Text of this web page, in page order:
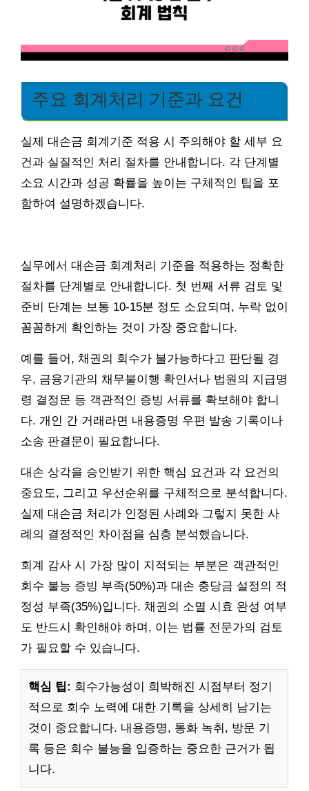
주요 회계처리 기준과 요건
실제 대손금 회계기준 적용 시 주의해야 할 세부 요
건과 실질적인 처리 절차를 안내합니다. 각 단계별
소요 시간과 성공 확률을 높이는 구체적인 팁을 포
함하여 설명하겠습니다.
실무에서 대손금 회계처리 기준을 적용하는 정확한
절차를 단계별로 안내합니다. 첫 번째 서류 검토 및
준비 단계는 보통 10-15분 정도 소요되며, 누락 없이
꼼꼼하게 확인하는 것이 가장 중요합니다.
예를 들어, 채권의 회수가 불가능하다고 판단될 경
우, 금융기관의 채무불이행 확인서나 법원의 지급명
령 결정문 등 객관적인 증빙 서류를 확보해야 합니
다. 개인 간 거래라면 내용증명 우편 발송 기록이나
소송 판결문이 필요합니다.
대손 상각을 승인받기 위한 핵심 요건과 각 요건의
중요도, 그리고 우선순위를 구체적으로 분석합니다.
실제 대손금 처리가 인정된 사례와 그렇지 못한 사
례의 결정적인 차이점을 심층 분석했습니다.
회계 감사 시 가장 많이 지적되는 부분은 객관적인
회수 불능 증빙 부족(50%)과 대손 충당금 설정의 적
정성 부족(35%)입니다. 채권의 소멸 시효 완성 여부
도 반드시 확인해야 하며, 이는 법률 전문가의 검토
가 필요할 수 있습니다.
핵심 팁: 회수가능성이 희박해진 시점부터 정기
적으로 회수 노력에 대한 기록을 상세히 남기는
것이 중요합니다. 내용증명, 통화 녹취, 방문 기
록 등은 회수 불능을 입증하는 중요한 근거가 됩
니다.